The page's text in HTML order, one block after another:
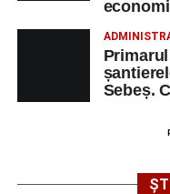
Ultimele știri din
Femeie de 66
strada
Sebeș.